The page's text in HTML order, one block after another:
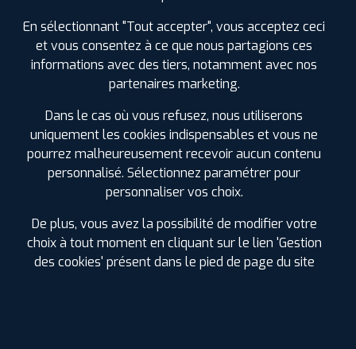
Karine L.
24 juillet 2025
Agence au top . Rapidité et amabilité au rdv . . Enfin un
garagiste qui ne sur facture pas . Je recommande !
Clément F.
En sélectionnant "Tout accepter", vous acceptez ceci
et vous consentez à ce que nous partagions ces
informations avec des tiers, notamment avec nos
partenaires marketing.
Dans le cas où vous refusez, nous utiliserons
uniquement les cookies indispensables et vous ne
pourrez malheureusement recevoir aucun contenu
personnalisé. Sélectionnez paramétrer pour
personnaliser vos choix.
De plus, vous avez la possibilité de modifier votre
choix à tout moment en cliquant sur le lien 'Gestion
des cookies' présent dans le pied de page du site